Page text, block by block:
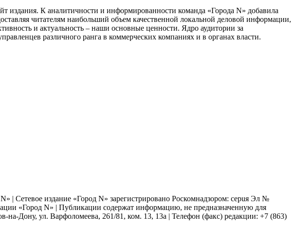
издания. К аналитичности и информированности команда «Города N» добавила
читателям наибольший объем качественной локальной деловой информации,
и актуальность – наши основные ценности. Ядро аудитории за
различного ранга в коммерческих компаниях и в органах власти.
| Сетевое издание «Город N» зарегистрировано Роскомнадзором: серuя Эл №
«Город N» | Публикации содержат информацию, не предназначенную для
на-Дону, ул. Варфоломеева, 261/81, ком. 13, 13а | Телефон (факс) редакции: +7 (863)